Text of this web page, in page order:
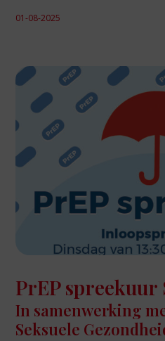
01-08-2025
PrEP spreekuur
In samenwerking
Seksuele